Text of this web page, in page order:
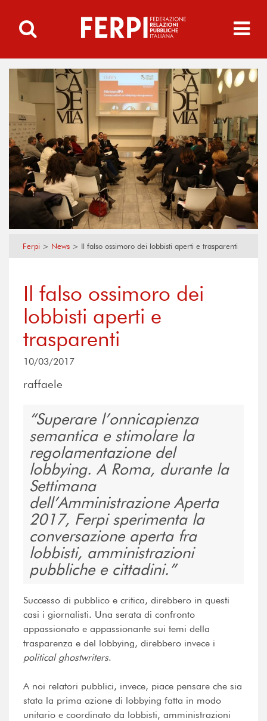
Ferpi > News > Il falso ossimoro dei lobbisti aperti e trasparenti
Il falso ossimoro dei
lobbisti aperti e
trasparenti
10/03/2017
raffaele
Superare l’onnicapienza
semantica e stimolare la
regolamentazione del
lobbying. A Roma, durante la
Settimana
dell’Amministrazione Aperta
2017, Ferpi sperimenta la
conversazione aperta fra
lobbisti, amministrazioni
pubbliche e cittadini.
Successo di pubblico e critica, direbbero in questi
casi i giornalisti. Una serata di confronto
appassionato e appassionante sui temi della
trasparenza e del lobbying, direbbero invece i
political ghostwriters.
A noi relatori pubblici, invece, piace pensare che sia
stata la prima azione di lobbying fatta in modo
unitario e coordinato da lobbisti, amministrazioni